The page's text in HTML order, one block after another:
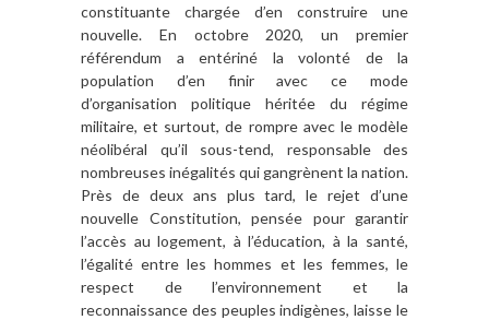
constituante chargée d’en construire une
nouvelle. En octobre 2020, un premier
référendum a entériné la volonté de la
population d’en finir avec ce mode
d’organisation politique héritée du régime
militaire, et surtout, de rompre avec le modèle
néolibéral qu’il sous-tend, responsable des
nombreuses inégalités qui gangrènent la nation.
Près de deux ans plus tard, le rejet d’une
nouvelle Constitution, pensée pour garantir
l’accès au logement, à l’éducation, à la santé,
l’égalité entre les hommes et les femmes, le
respect de l’environnement et la
reconnaissance des peuples indigènes, laisse le